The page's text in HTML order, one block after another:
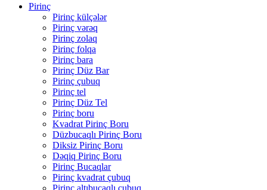
Pirinç
Pirinç külçələr
Pirinç vərəq
Pirinç zolaq
Pirinç folqa
Pirinç bara
Pirinç Düz Bar
Pirinç çubuq
Pirinç tel
Pirinç Düz Tel
Pirinç boru
Kvadrat Pirinç Boru
Düzbucaqlı Pirinç Boru
Diksiz Pirinç Boru
Dəqiq Pirinç Boru
Pirinç Bucaqlar
Pirinç kvadrat çubuq
Pirinç altıbucaqlı çubuq